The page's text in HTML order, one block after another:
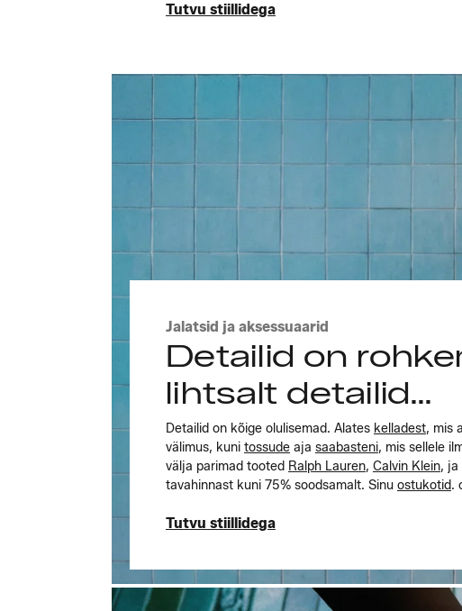
Tutvu stiillidega
Tutvu stiillidega
Jalatsid ja aksessuaarid
Detailid on
lihtsalt detailid…
Detailid on kõige olulisemad. Alates kelladest, mis
välimus, kuni tossude aja saabasteni, mis sellele
välja parimad tooted Ralph Lauren, Calvin Klein, ja
tavahinnast kuni 75% soodsamalt. Sinu ostukotid.
Tutvu stiillidega
Tutvu stiillidega